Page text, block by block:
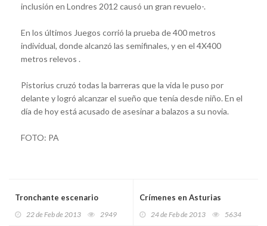
inclusión en Londres 2012 causó un gran revuelo-.
En los últimos Juegos corrió la prueba de 400 metros
individual, donde alcanzó las semifinales, y en el 4X400
metros relevos .
Pistorius cruzó todas la barreras que la vida le puso por
delante y logró alcanzar el sueño que tenía desde niño. En el
día de hoy está acusado de asesinar a balazos a su novia.
FOTO: PA
Tronchante escenario
22 de Feb de 2013 2949
Crímenes en Asturias
24 de Feb de 2013 5634